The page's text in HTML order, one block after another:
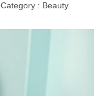
Category : Beauty